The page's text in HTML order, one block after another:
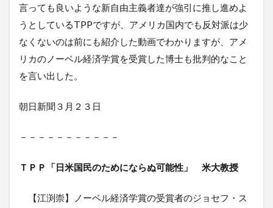
言っても良いような新自由主義者達が強引に推し進めよ
うとしているTPPですが、アメリカ国内でも反対派は少
なくないのは前にも紹介した動画でわかりますが、アメ
リカのノーベル経済学賞を受賞した博士も批判的なこと
を言い出した。
朝日新聞３月２３日
－－－－－－－－－－－
ＴＰＰ「日米国民のためにならぬ可能性」 米大教授
【江渕崇】ノーベル経済学賞の受賞者のジョセフ・ス